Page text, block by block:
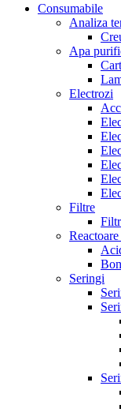
Consumabile
Analiza
Apa
Electrozi
Filtre
Seringi